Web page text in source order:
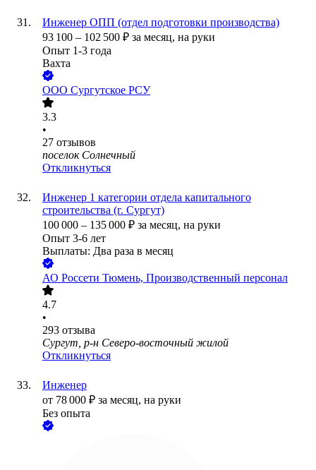
Инженер ОПП (отдел подготовки производства)
93 100 – 102 500 ₽ за месяц, на руки
Опыт 1-3 года
Вахта
ООО Сургутское РСУ
3.3
•
27 отзывов
поселок Солнечный
Откликнуться
Инженер 1 категории отдела капитального
строительства (г. Сургут)
100 000 – 135 000 ₽ за месяц, на руки
Опыт 3-6 лет
Выплаты: Два раза в месяц
АО Россети Тюмень, Производственный персонал
4.7
•
293 отзыва
Сургут, р-н Северо-восточный жилой
Откликнуться
Инженер
от 78 000 ₽ за месяц, на руки
Без опыта